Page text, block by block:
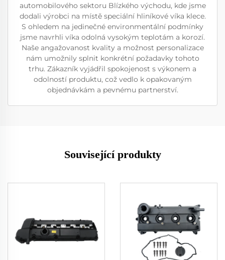
automobilového sektoru Blízkého východu, kde jsme
dodali výrobci na místě speciální hliníkové víka klece.
S ohledem na jedinečné environmentální podmínky
jsme navrhli víka odolná vysokým teplotám a korozí.
Naše angažovanost kvality a možnost personalizace
nám umožnily splnit konkrétní požadavky tohoto
trhu. Zákazník vyjádřil spokojenost s výkonem a
odolností produktu, což vedlo k opakovaným
objednávkám a pevnému partnerství.
Související produkty